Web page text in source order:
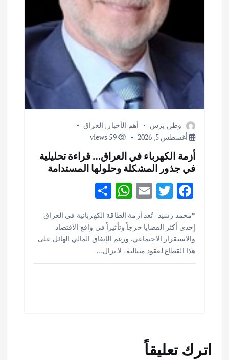
وطن برس أهم الأخبار , العراق
أغسطس 5, 2026
59 views
أزمة الكهرباء في العراق… قراءة تحليلية
في جذور المشكلة وحلولها المستدامة
F
e
b
o
T
w
it
te
r
E
m
ai
l
W
h
at
s
A
S
h
ar
e
*محمد رشيد تُعد أزمة الطاقة الكهربائية في العراق
إحدى أكثر القضايا حرجاً وتأثيراً في واقع الاقتصاد
والاستقرار الاجتماعي. ورغم الإنفاق المالي الهائل على
هذا القطاع لعقود متتالية، لا تزال…
اترك تعليقاً
ثقافة وفنون
اختتام ورشة السينوغرافيا في مدينة كلباء الاماراتية
أغسطس 3, 2026
هوي آن… مدينة الفوانيس وسحر التاريخ